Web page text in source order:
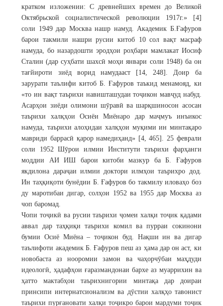
кратком изложении: С древнейших времен до Великой
Октябрьской социалистической революции 1917г.» [4]
соли 1949 дар Москва нашр намуд. Академик Б.Ғафуров
барои такмили нашри русии китоб 10 сол вақт масраф
намуда, бо назардошти эродҳои роҳбари мамлакат Иосиф
Сталин (дар суҳбати шахсӣ моҳи январи соли 1948) ба он
тағйироти зиёд ворид намудааст [14, 248]. Доир ба
зарурати таълифи китоб Б. Ғафуров таъкид менамояд, ки
«то ин вақт таърихи навишташудаи тоҷикон мавҷуд набуд.
Асарҳои зиёди олимони шӯравӣ ва шарқшиносон асосан
таърихи халқҳои Осиёи Миёнаро дар маҷмуъ инъикос
намуда, таърихи алоҳидаи халқҳои муқими ин минтақаро
мавриди баррасӣ қарор намедиҳанд» [4, 465]. 25 феврали
соли 1952 Шӯрои илмии Институти таърихи фарҳанги
моддии АИ ИШ барои китоби мазкур ба Б. Ғафуров
якдилона дараҷаи илмии доктори илмҳои таърихро дод.
Ин таҳқиқоти бунёдии Б. Ғафуров бо такмилу иловаҳо боз
ду маротибаи дигар, солҳои 1952 ва 1955 дар Москва аз
чоп баромад.
Чопи тоҷикӣ ва русии таърихи ҷомеи халқи тоҷик қадами
аввал дар таҳқиқи таърихи комил ва пурраи сокинони
бумии Осиё Миёна – тоҷикон буд. Нақши ин ва дигар
таълифоти академик Б. Ғафуров пеш аз ҳама дар он аст, ки
новобаста аз нооромии замон ва чаҳорчӯбаи маҳдуди
идеологӣ, ҳадафҳои ғаразмандонаи бархе аз муаррихин ва
ҳатто мактабҳои таърихнигории минтақа дар доираи
принсипи интернатсионализм ва дӯстии халқҳо тавонист
таърихи пурғановати халқи тоҷикро барои мардуми тоҷик